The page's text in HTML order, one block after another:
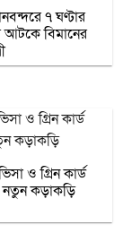
৭ ঘণ্টার
আটকে বিমানের
ভিসা ও গ্রিন কার্ড
কড়াকড়ি